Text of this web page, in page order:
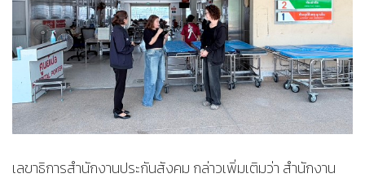
เลขาธิการสำนักงานประกันสังคม กล่าวเพิ่มเติมว่า สำนักงาน